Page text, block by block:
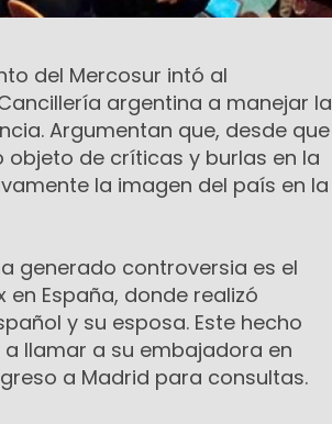
del Mercosur intó al
argentina a manejar la
Argumentan que, desde que
objeto de críticas y burlas en la
la imagen del país en la
generado controversia es el
España, donde realizó
y su esposa. Este hecho
llamar a su embajadora en
a Madrid para consultas.